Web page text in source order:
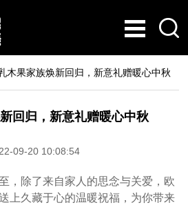
木果家族焕新回归，新意礼赠暖心中秋
回归，新意礼赠暖心中秋
09-20 10:08:54
除了来自家人的思念与关爱，欧
上久藏于心的温暖祝福，为你带来